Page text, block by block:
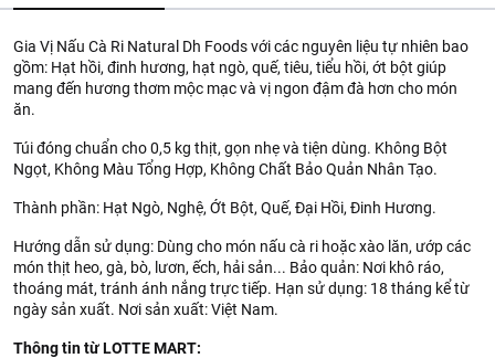
Gia Vị Nấu Cà Ri Natural Dh Foods với các nguyên liệu tự nhiên bao
gồm: Hạt hồi, đinh hương, hạt ngò, quế, tiêu, tiểu hồi, ớt bột giúp
mang đến hương thơm mộc mạc và vị ngon đậm đà hơn cho món
ăn.
Túi đóng chuẩn cho 0,5 kg thịt, gọn nhẹ và tiện dùng. Không Bột
Ngọt, Không Màu Tổng Hợp, Không Chất Bảo Quản Nhân Tạo.
Thành phần: Hạt Ngò, Nghệ, Ớt Bột, Quế, Đại Hồi, Đinh Hương.
Hướng dẫn sử dụng: Dùng cho món nấu cà ri hoặc xào lăn, ướp các
món thịt heo, gà, bò, lươn, ếch, hải sản... Bảo quản: Nơi khô ráo,
thoáng mát, tránh ánh nắng trực tiếp. Hạn sử dụng: 18 tháng kể từ
ngày sản xuất. Nơi sản xuất: Việt Nam.
Thông tin từ LOTTE MART: